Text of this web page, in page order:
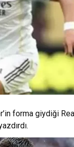
forma giydiği